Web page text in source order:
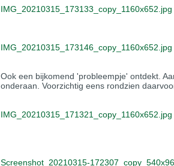
IMG_20210315_173133_copy_1160x652.jpg
IMG_20210315_173146_copy_1160x652.jpg
Ook een bijkomend 'probleempje' ontdekt.
onderaan. Voorzichtig eens rondzien
IMG_20210315_171321_copy_1160x652.jpg
Screenshot_20210315-